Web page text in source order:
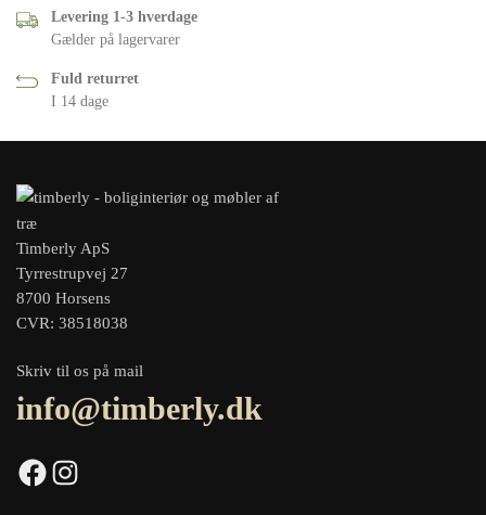
Levering 1-3 hverdage
Gælder på lagervarer
Fuld returret
I 14 dage
Timberly ApS
Tyrrestrupvej 27
8700 Horsens
CVR: 38518038
Skriv til os på mail
info@timberly.dk
Facebook Instagram